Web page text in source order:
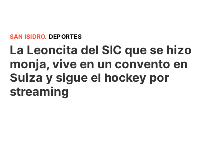
SAN ISIDRO. DEPORTES
La Leoncita del SIC que se hizo
monja, vive en un convento en
Suiza y sigue el hockey por
streaming